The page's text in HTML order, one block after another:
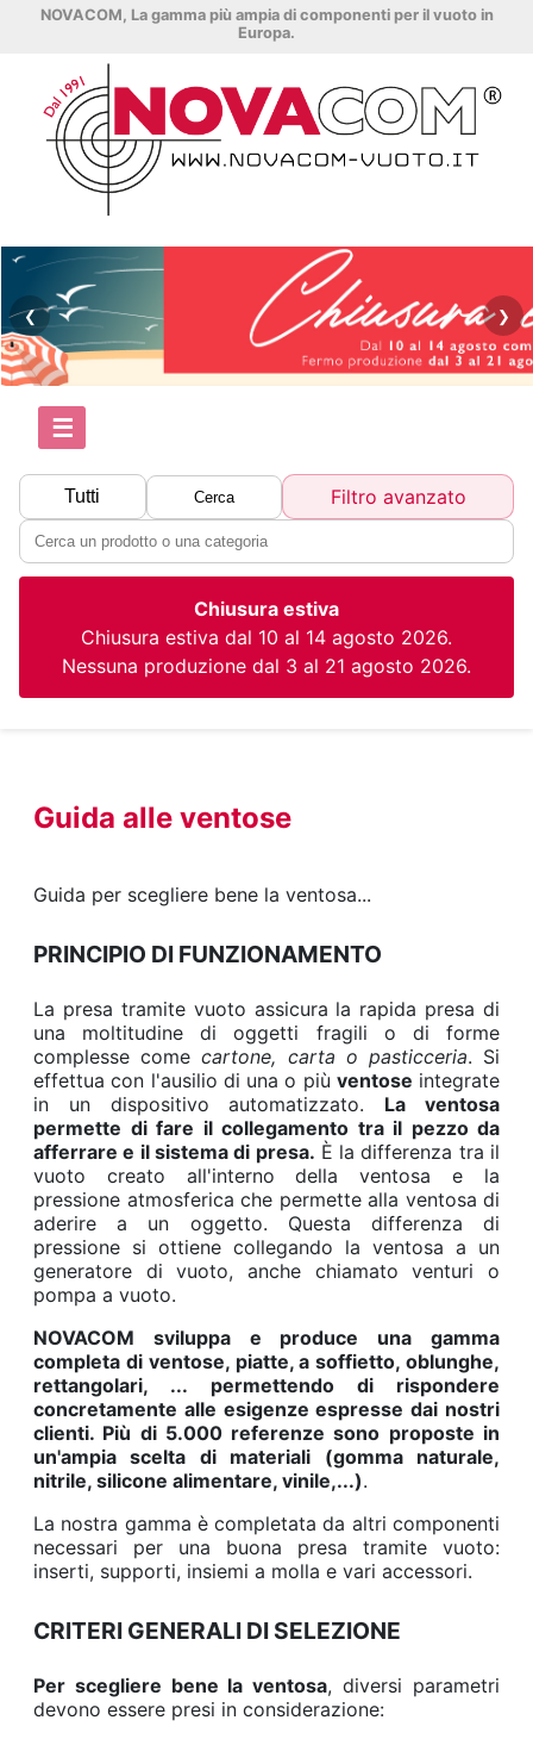
NOVACOM, La gamma più ampia di componenti per il vuoto in
Europa.
❮ ❯
☰
Tutti Cerca Filtro avanzato
Chiusura estiva
Chiusura estiva dal 10 al 14 agosto 2026.
Nessuna produzione dal 3 al 21 agosto 2026.
Guida alle ventose
Guida per scegliere bene la ventosa...
PRINCIPIO DI FUNZIONAMENTO
La presa tramite vuoto assicura la rapida presa di
una moltitudine di oggetti fragili o di forme
complesse comecartone, carta o pasticceria. Si
effettua con l'ausilio di una o più ventose integrate
in un dispositivo automatizzato. La ventosa
permette di fare il collegamento tra il pezzo da
afferrare e il sistema di presa. È la differenza tra il
vuoto creato all'interno della ventosa e la
pressione atmosferica che permette alla ventosa di
aderire a un oggetto. Questa differenza di
pressione si ottiene collegando la ventosa a un
generatore di vuoto, anche chiamato venturi o
pompa a vuoto.
NOVACOM sviluppa e produce una gamma
completa di ventose, piatte, a soffietto, oblunghe,
rettangolari, ... permettendo di rispondere
concretamente alle esigenze espresse dai nostri
clienti. Più di 5.000 referenze sono proposte in
un'ampia scelta di materiali (gomma naturale,
nitrile, silicone alimentare, vinile,...).
La nostra gamma è completata da altri componenti
necessari per una buona presa tramite vuoto:
inserti, supporti, insiemi a molla e vari accessori.
CRITERI GENERALI DI SELEZIONE
Per scegliere bene la ventosa, diversi parametri
devono essere presi in considerazione: